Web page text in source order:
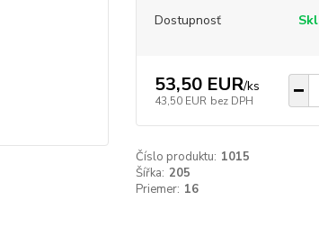
Dostupnosť
53,50 EUR/ks
43,50 EUR bez DPH
Číslo produktu: 1015
Šířka: 205
Priemer: 16